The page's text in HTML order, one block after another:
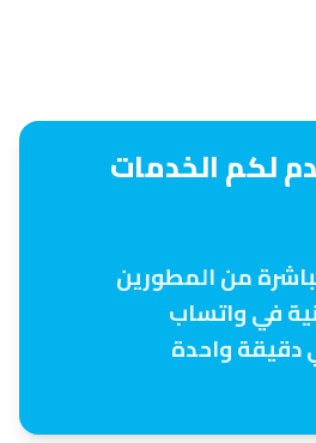
لكم الخدمات
من المطورين
في واتساب
دقيقة واحدة